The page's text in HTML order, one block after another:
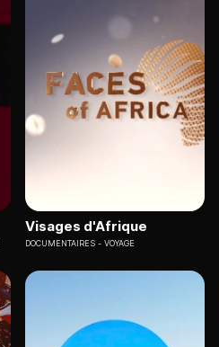
Visages d'Afrique
DOCUMENTAIRES VOYAGE